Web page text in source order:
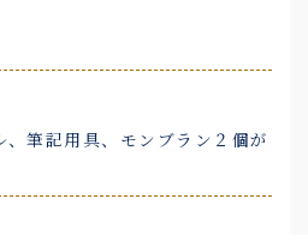
筆記用具、モンブラン２個が